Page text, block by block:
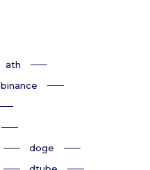
ath
binance
doge